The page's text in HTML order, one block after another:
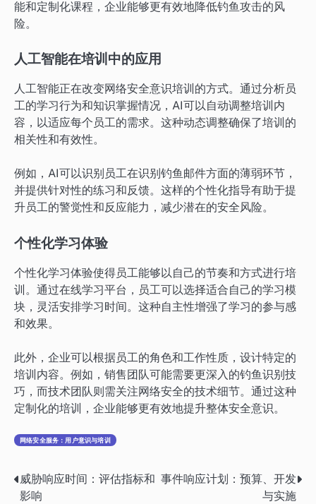
能和定制化课程，企业能够更有效地降低钓鱼攻击的风
险。
人工智能在培训中的应用
人工智能正在改变网络安全意识培训的方式。通过分析员
工的学习行为和知识掌握情况，AI可以自动调整培训内
容，以适应每个员工的需求。这种动态调整确保了培训的
相关性和有效性。
例如，AI可以识别员工在识别钓鱼邮件方面的薄弱环节，
并提供针对性的练习和反馈。这样的个性化指导有助于提
升员工的警觉性和反应能力，减少潜在的安全风险。
个性化学习体验
个性化学习体验使得员工能够以自己的节奏和方式进行培
训。通过在线学习平台，员工可以选择适合自己的学习模
块，灵活安排学习时间。这种自主性增强了学习的参与感
和效果。
此外，企业可以根据员工的角色和工作性质，设计特定的
培训内容。例如，销售团队可能需要更深入的钓鱼识别技
巧，而技术团队则需关注网络安全的技术细节。通过这种
定制化的培训，企业能够更有效地提升整体安全意识。
网络安全服务：用户意识与培训
Post
威胁响应时间：评估指标和
影响
事件响应计划：预算、开发
与实施